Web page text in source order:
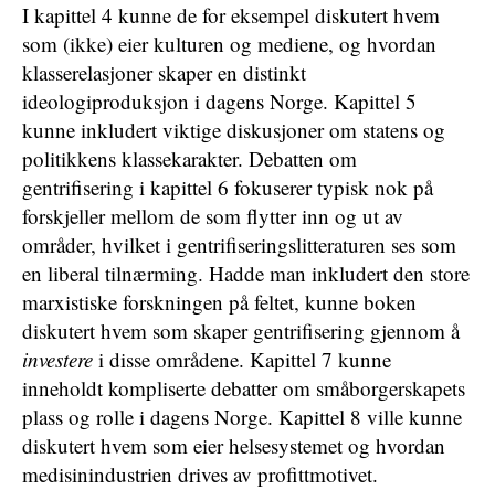
I kapittel 4 kunne de for eksempel diskutert hvem
som (ikke) eier kulturen og mediene, og hvordan
klasserelasjoner skaper en distinkt
ideologiproduksjon i dagens Norge. Kapittel 5
kunne inkludert viktige diskusjoner om statens og
politikkens klassekarakter. Debatten om
gentrifisering i kapittel 6 fokuserer typisk nok på
forskjeller mellom de som flytter inn og ut av
områder, hvilket i gentrifiseringslitteraturen ses som
en liberal tilnærming. Hadde man inkludert den store
marxistiske forskningen på feltet, kunne boken
diskutert hvem som skaper gentrifisering gjennom å
investere i disse områdene. Kapittel 7 kunne
inneholdt kompliserte debatter om småborgerskapets
plass og rolle i dagens Norge. Kapittel 8 ville kunne
diskutert hvem som eier helsesystemet og hvordan
medisinindustrien drives av profittmotivet.